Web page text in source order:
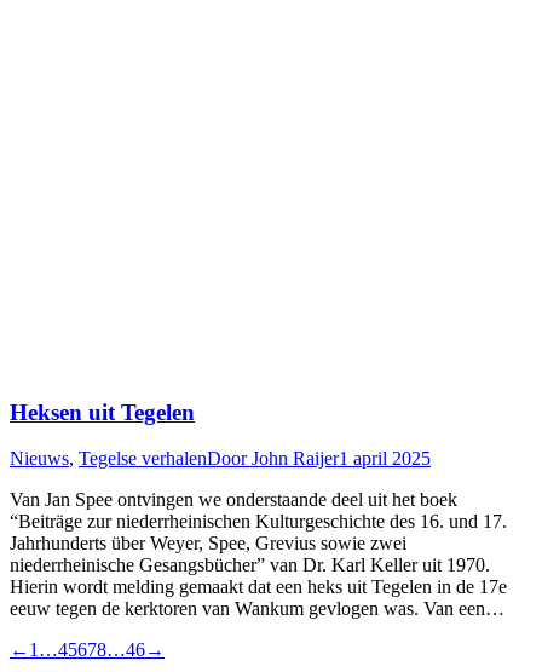
Heksen uit Tegelen
Nieuws, Tegelse verhalenDoorJohn Raijer1 april 2025
Van Jan Spee ontvingen we onderstaande deel uit het boek
“Beiträge zur niederrheinischen Kulturgeschichte des 16. und 17.
Jahrhunderts über Weyer, Spee, Grevius sowie zwei
niederrheinische Gesangsbücher” van Dr. Karl Keller uit 1970.
Hierin wordt melding gemaakt dat een heks uit Tegelen in de 17e
eeuw tegen de kerktoren van Wankum gevlogen was. Van een…
← 1 …45678…46→